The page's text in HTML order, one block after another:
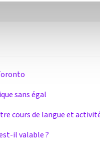
sans égal
cours de langue et
il valable ?